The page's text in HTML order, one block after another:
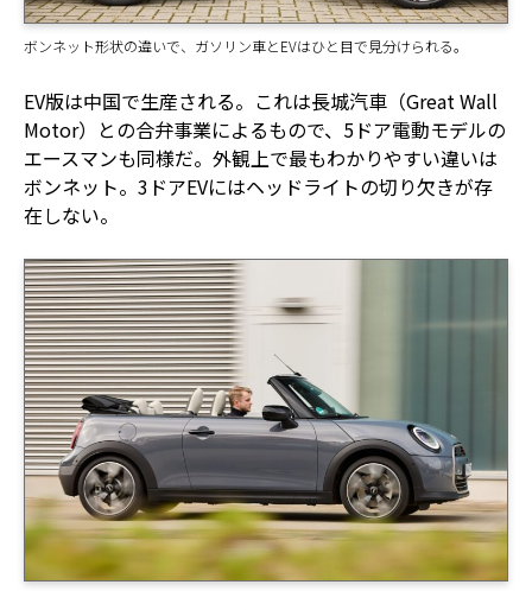
ボンネット形状の違いで、ガソリン車とEVはひと目で見分けられる。
EV版は中国で生産される。これは長城汽車（Great Wall
Motor）との合弁事業によるもので、5ドア電動モデルの
エースマンも同様だ。外観上で最もわかりやすい違いは
ボンネット。3ドアEVにはヘッドライトの切り欠きが存
在しない。